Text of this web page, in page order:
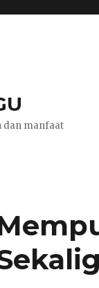
dan manfaat